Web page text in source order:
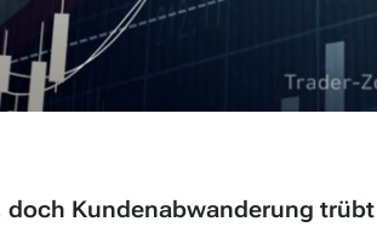
Kundenabwanderung